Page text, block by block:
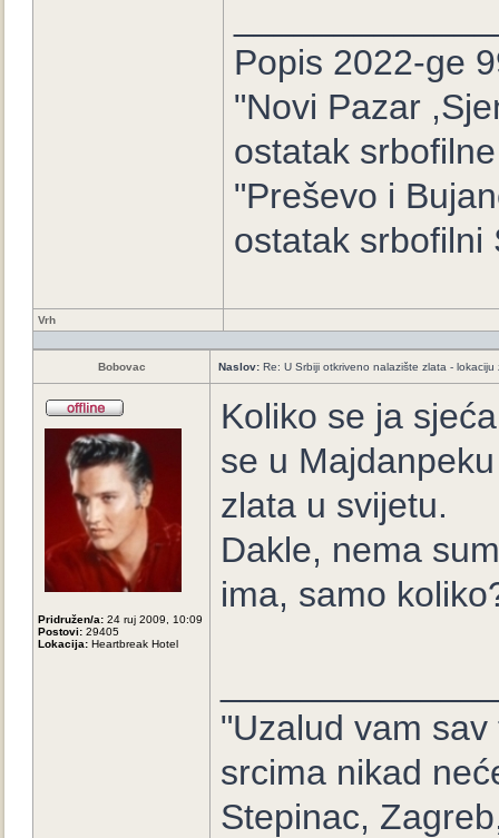
Popis 2022-ge
"Novi Pazar
ostatak
"Preševo i
ostatak srbofilni
Vrh
Bobovac Naslov: Re: U Srbiji otkriveno nalazište zlata -
Pridružen/a: 24 ruj 2009, 10:09
Postovi: 29405
Lokacija: Heartbreak Hotel
Koliko se ja
se u
zlata u svijetu.
Dakle, nema
ima, samo
"Uzalud vam
srcima nikad
Stepinac,